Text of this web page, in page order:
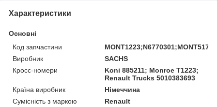
Характеристики
Основні
Код запчастини
Виробник
SACHS
Кросс-номери
Koni 885211; Monroe T1223;
Renault Trucks 5010383693
Країна виробник
Німеччина
Сумісність з маркою
Renault